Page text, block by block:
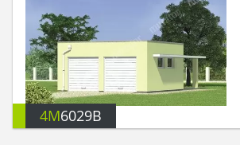
4M6029B